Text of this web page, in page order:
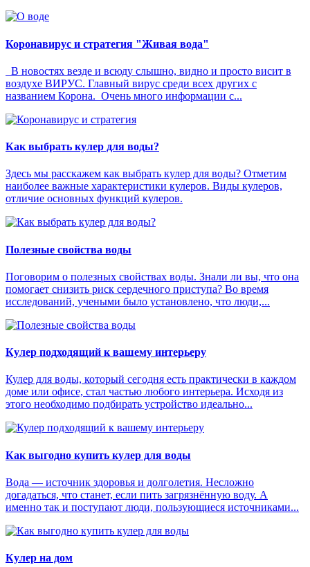
Коронавирус и стратегия "Живая вода"
В новостях везде и всюду слышно, видно и просто висит в
воздухе ВИРУС. Главный вирус среди всех других с
названием Корона. Очень много информации с...
Как выбрать кулер для воды?
Здесь мы расскажем как выбрать кулер для воды? Отметим
наиболее важные характеристики кулеров. Виды кулеров,
отличие основных функций кулеров.
Полезные свойства воды
Поговорим о полезных свойствах воды. Знали ли вы, что она
помогает снизить риск сердечного приступа? Во время
исследований, учеными было установлено, что люди,...
Кулер подходящий к вашему интерьеру
Кулер для воды, который сегодня есть практически в каждом
доме или офисе, стал частью любого интерьера. Исходя из
этого необходимо подбирать устройство идеально...
Как выгодно купить кулер для воды
Вода — источник здоровья и долголетия. Несложно
догадаться, что станет, если пить загрязнённую воду. А
именно так и поступают люди, пользующиеся источниками...
Кулер на дом